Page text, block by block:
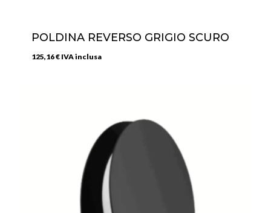
POLDINA REVERSO GRIGIO SCURO
125,16€ IVA inclusa